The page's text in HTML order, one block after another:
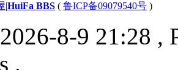
|HuiFa BBS ( 鲁ICP备09079540号 )
8-9 21:28 ,
.